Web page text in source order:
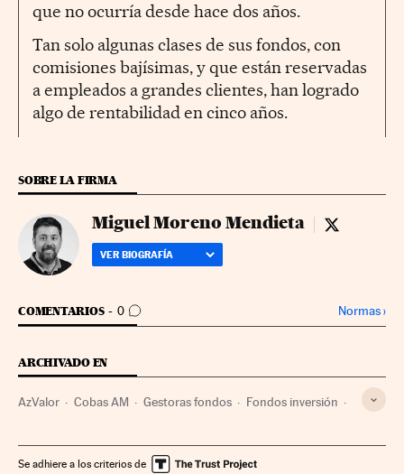
que no ocurría desde hace dos años.
Tan solo algunas clases de sus fondos, con
comisiones bajísimas, y que están reservadas
a empleados a grandes clientes, han logrado
algo de rentabilidad en cinco años.
SOBRE LA FIRMA
Miguel Moreno Mendieta Miguel
VER BIOGRAFÍA
COMENTARIOS 0
IR A LOS COMENTARIOS Normas›
ARCHIVADO EN
AzValor Cobas AM Gestoras fondos Fondos inversión
Se adhiere a los criterios de